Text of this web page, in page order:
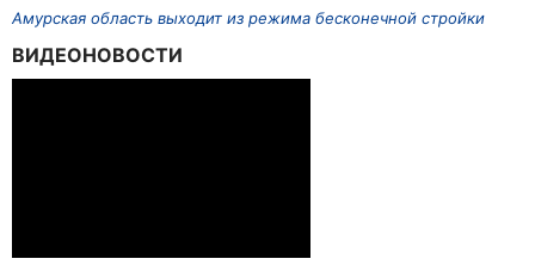
Амурская область выходит из режима бесконечной стройки
ВИДЕОНОВОСТИ